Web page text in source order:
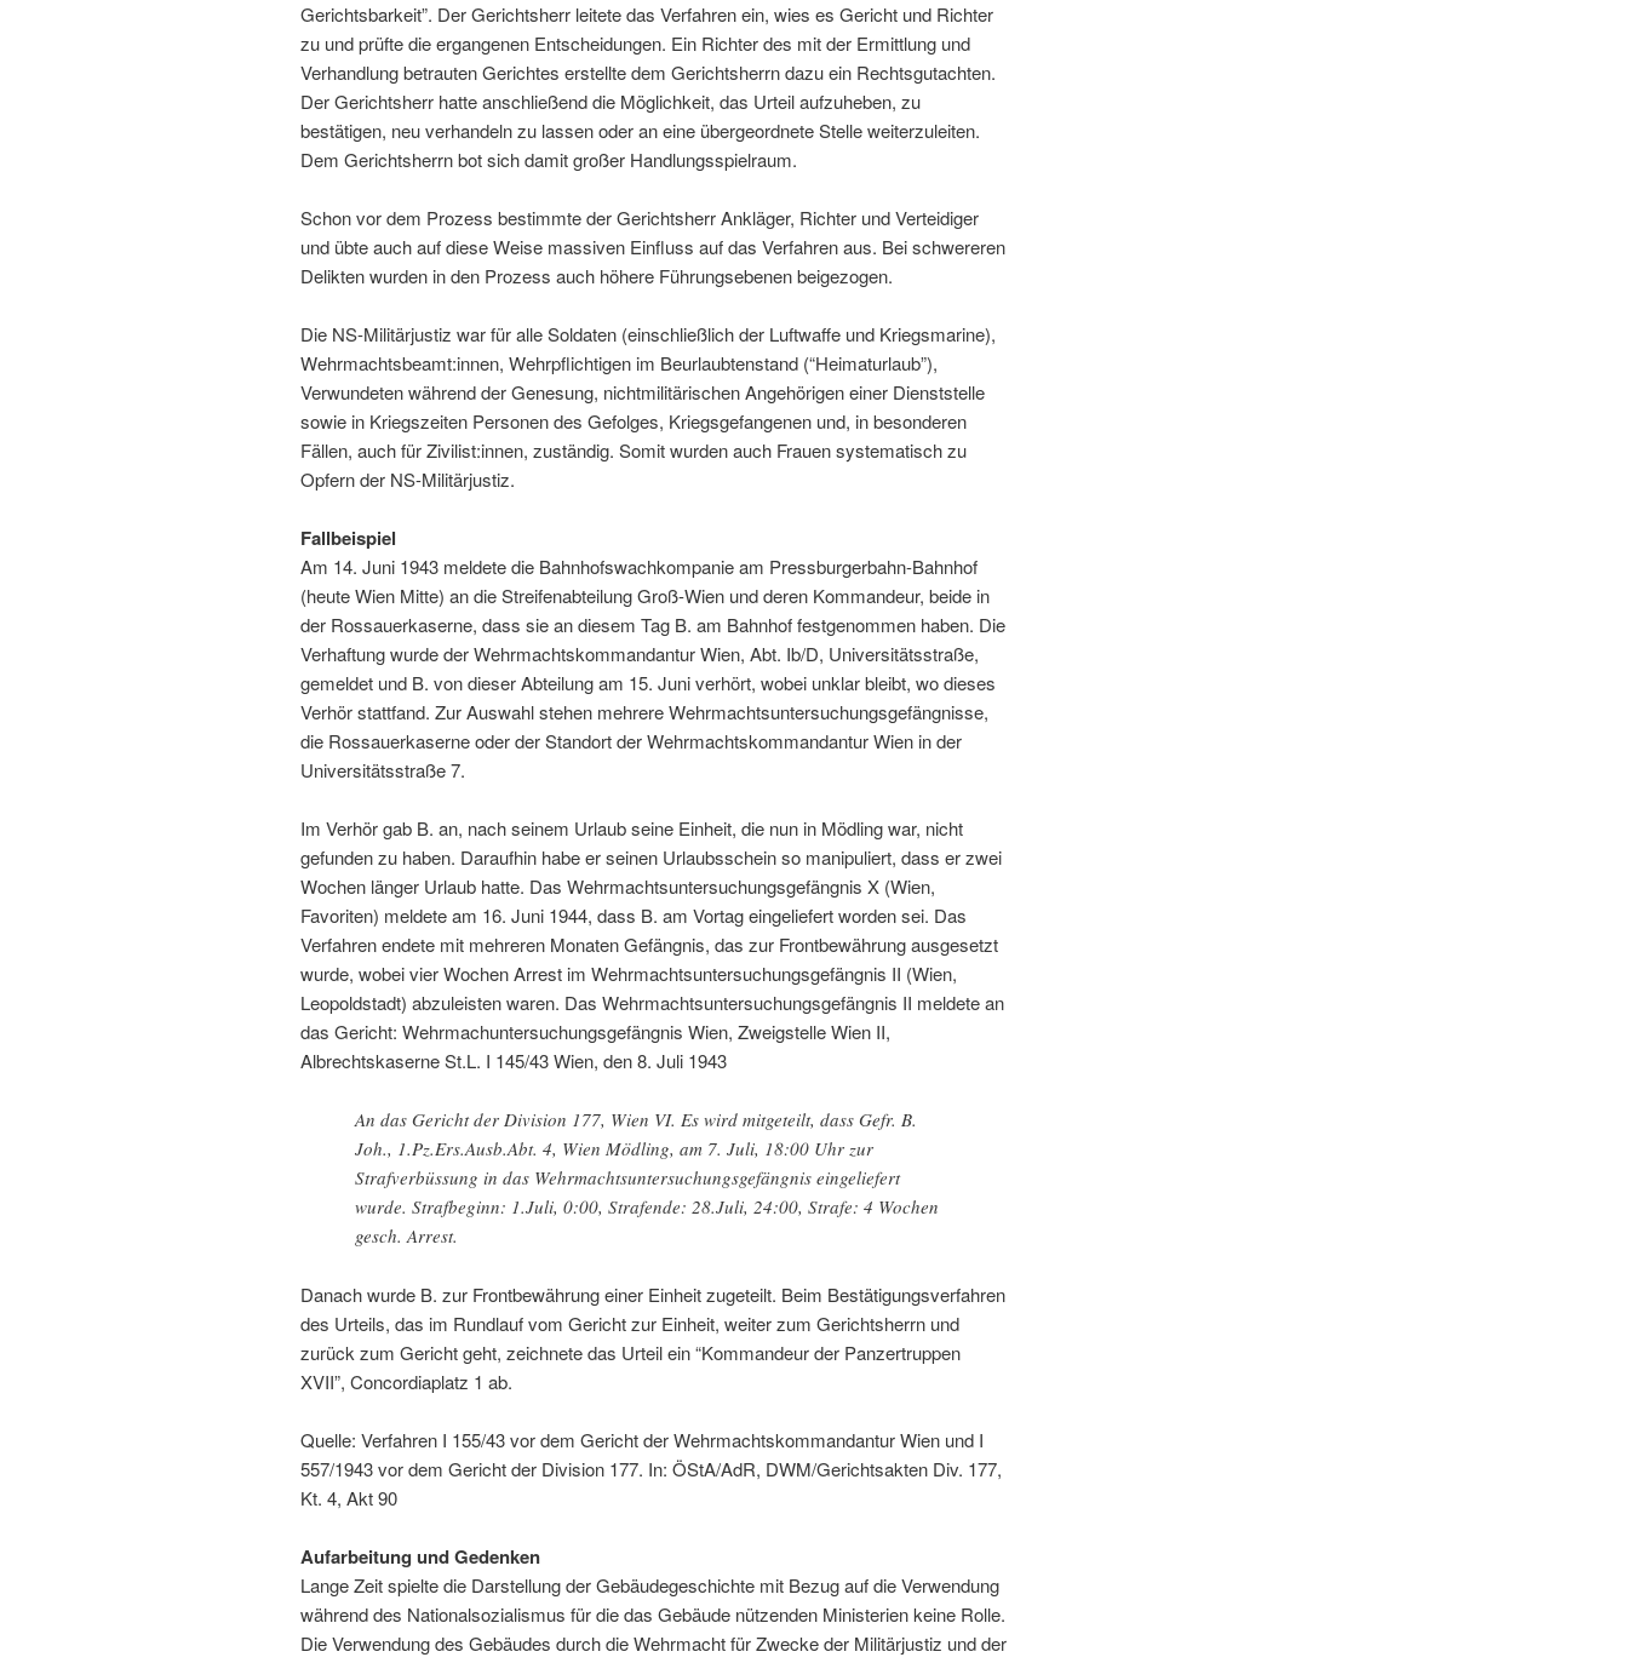
Gerichtsbarkeit”. Der Gerichtsherr leitete das Verfahren ein, wies es Gericht und Richter
zu und prüfte die ergangenen Entscheidungen. Ein Richter des mit der Ermittlung und
Verhandlung betrauten Gerichtes erstellte dem Gerichtsherrn dazu ein Rechtsgutachten.
Der Gerichtsherr hatte anschließend die Möglichkeit, das Urteil aufzuheben, zu
bestätigen, neu verhandeln zu lassen oder an eine übergeordnete Stelle weiterzuleiten.
Dem Gerichtsherrn bot sich damit großer Handlungsspielraum.
Schon vor dem Prozess bestimmte der Gerichtsherr Ankläger, Richter und Verteidiger
und übte auch auf diese Weise massiven Einfluss auf das Verfahren aus. Bei schwereren
Delikten wurden in den Prozess auch höhere Führungsebenen beigezogen.
Die NS-Militärjustiz war für alle Soldaten (einschließlich der Luftwaffe und Kriegsmarine),
Wehrmachtsbeamt:innen, Wehrpflichtigen im Beurlaubtenstand (“Heimaturlaub”),
Verwundeten während der Genesung, nichtmilitärischen Angehörigen einer Dienststelle
sowie in Kriegszeiten Personen des Gefolges, Kriegsgefangenen und, in besonderen
Fällen, auch für Zivilist:innen, zuständig. Somit wurden auch Frauen systematisch zu
Opfern der NS-Militärjustiz.
Fallbeispiel
Am 14. Juni 1943 meldete die Bahnhofswachkompanie am Pressburgerbahn-Bahnhof
(heute Wien Mitte) an die Streifenabteilung Groß-Wien und deren Kommandeur, beide in
der Rossauerkaserne, dass sie an diesem Tag B. am Bahnhof festgenommen haben. Die
Verhaftung wurde der Wehrmachtskommandantur Wien, Abt. Ib/D, Universitätsstraße,
gemeldet und B. von dieser Abteilung am 15. Juni verhört, wobei unklar bleibt, wo dieses
Verhör stattfand. Zur Auswahl stehen mehrere Wehrmachtsuntersuchungsgefängnisse,
die Rossauerkaserne oder der Standort der Wehrmachtskommandantur Wien in der
Universitätsstraße 7.
Im Verhör gab B. an, nach seinem Urlaub seine Einheit, die nun in Mödling war, nicht
gefunden zu haben. Daraufhin habe er seinen Urlaubsschein so manipuliert, dass er zwei
Wochen länger Urlaub hatte. Das Wehrmachtsuntersuchungsgefängnis X (Wien,
Favoriten) meldete am 16. Juni 1944, dass B. am Vortag eingeliefert worden sei. Das
Verfahren endete mit mehreren Monaten Gefängnis, das zur Frontbewährung ausgesetzt
wurde, wobei vier Wochen Arrest im Wehrmachtsuntersuchungsgefängnis II (Wien,
Leopoldstadt) abzuleisten waren. Das Wehrmachtsuntersuchungsgefängnis II meldete an
das Gericht: Wehrmachuntersuchungsgefängnis Wien, Zweigstelle Wien II,
Albrechtskaserne St.L. I 145/43 Wien, den 8. Juli 1943
An das Gericht der Division 177, Wien VI. Es wird mitgeteilt, dass Gefr. B.
Joh., 1.Pz.Ers.Ausb.Abt. 4, Wien Mödling, am 7. Juli, 18:00 Uhr zur
Strafverbüssung in das Wehrmachtsuntersuchungsgefängnis eingeliefert
wurde. Strafbeginn: 1.Juli, 0:00, Strafende: 28.Juli, 24:00, Strafe: 4 Wochen
gesch. Arrest.
Danach wurde B. zur Frontbewährung einer Einheit zugeteilt. Beim Bestätigungsverfahren
des Urteils, das im Rundlauf vom Gericht zur Einheit, weiter zum Gerichtsherrn und
zurück zum Gericht geht, zeichnete das Urteil ein “Kommandeur der Panzertruppen
XVII”, Concordiaplatz 1 ab.
Quelle: Verfahren I 155/43 vor dem Gericht der Wehrmachtskommandantur Wien und I
557/1943 vor dem Gericht der Division 177. In: ÖStA/AdR, DWM/Gerichtsakten Div. 177,
Kt. 4, Akt 90
Aufarbeitung und Gedenken
Lange Zeit spielte die Darstellung der Gebäudegeschichte mit Bezug auf die Verwendung
während des Nationalsozialismus für die das Gebäude nützenden Ministerien keine Rolle.
Die Verwendung des Gebäudes durch die Wehrmacht für Zwecke der Militärjustiz und der